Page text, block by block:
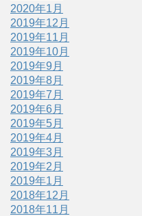
2020年1月
2019年12月
2019年11月
2019年10月
2019年9月
2019年8月
2019年7月
2019年6月
2019年5月
2019年4月
2019年3月
2019年2月
2019年1月
2018年12月
2018年11月